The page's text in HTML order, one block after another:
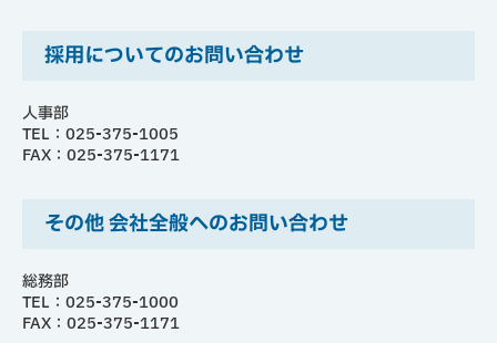
採用についてのお問い合わせ
人事部
TEL：025-375-1005
FAX：025-375-1171
その他 会社全般へのお問い合わせ
総務部
TEL：025-375-1000
FAX：025-375-1171